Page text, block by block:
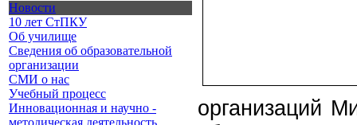
Новости
10 лет СтПКУ
Об училище
Сведения об образовательной
организации
СМИ о нас
Учебный процесс
Инновационная и научно -
методическая деятельность
организаций